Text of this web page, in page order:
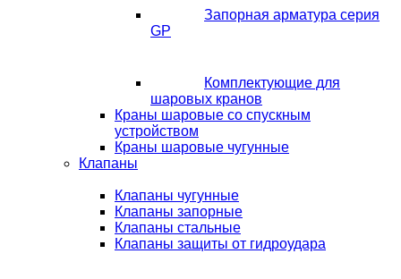
Запорная арматура серия
GP
Комплектующие для
шаровых кранов
Краны шаровые со спускным
устройством
Краны шаровые чугунные
Клапаны
Клапаны чугунные
Клапаны запорные
Клапаны стальные
Клапаны защиты от гидроудара